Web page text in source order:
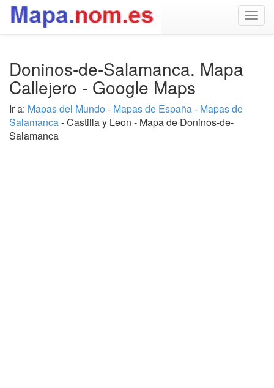
Doninos-de-Salamanca. Mapa
Callejero - Google Maps
Ir a: Mapas del Mundo - Mapas de España- Mapas de
Salamanca- Castilla y Leon - Mapa de Doninos-de-
Salamanca